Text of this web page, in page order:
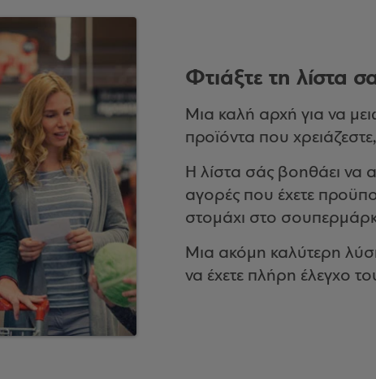
Φτιάξτε τη λίστα
Μια καλή αρχή για να
προϊόντα που
Η λίστα σάς βοηθάει να
αγορές που έχετε
στομάχι στο
Μια ακόμη καλύτερη λύση
να έχετε πλήρη έλεγχο